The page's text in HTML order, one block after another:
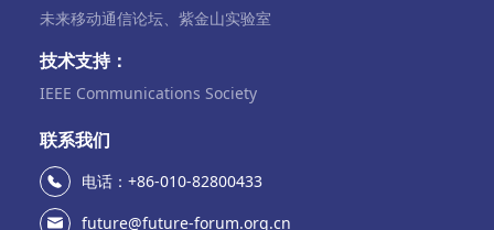
未来移动通信论坛、紫金山实验室
技术支持：
IEEE Communications Society
联系我们
电话：+86-010-82800433
future@future-forum.org.cn